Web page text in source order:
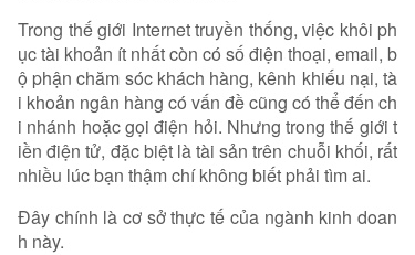
Trong thế giới Internet truyền thống, việc khôi ph
ục tài khoản ít nhất còn có số điện thoại, email, b
ộ phận chăm sóc khách hàng, kênh khiếu nại, tà
i khoản ngân hàng có vấn đề cũng có thể đến ch
i nhánh hoặc gọi điện hỏi. Nhưng trong thế giới t
iền điện tử, đặc biệt là tài sản trên chuỗi khối, rất
nhiều lúc bạn thậm chí không biết phải tìm ai.
Đây chính là cơ sở thực tế của ngành kinh doan
h này.